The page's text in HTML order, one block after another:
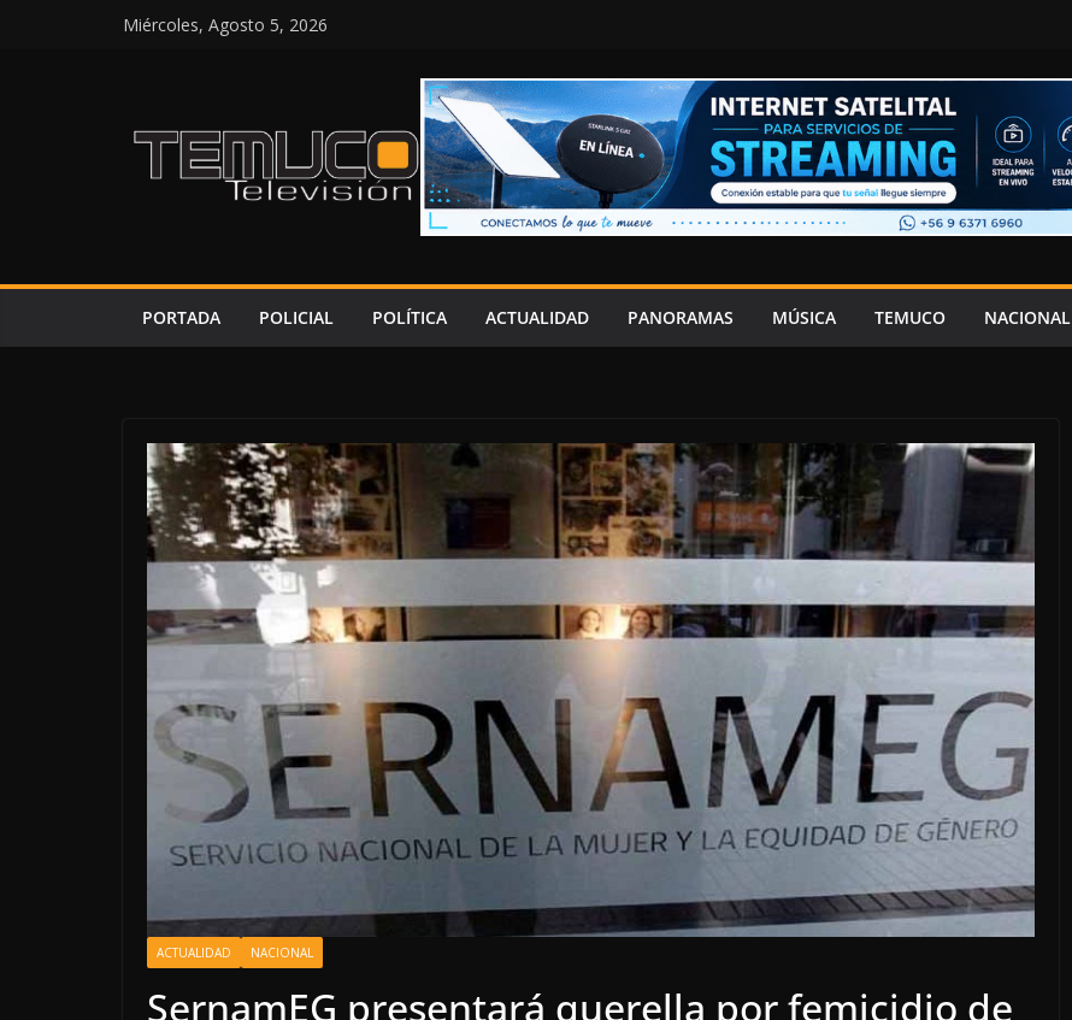
Miércoles, Agosto 5, 2026
PORTADA POLICIAL POLÍTICA ACTUALIDAD PANORAMAS MÚSICA TEMUCO NACIONAL
ACTUALIDAD NACIONAL
SernamEG presentará querella por femicidio de